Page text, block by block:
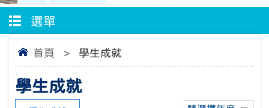
選單
首頁 > 學生成就
學生成就